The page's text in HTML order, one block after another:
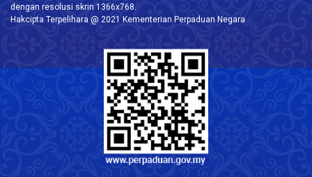
dengan resolusi skrin 1366x768.
Hakcipta Terpelihara @ 2021 Kementerian Perpaduan Negara